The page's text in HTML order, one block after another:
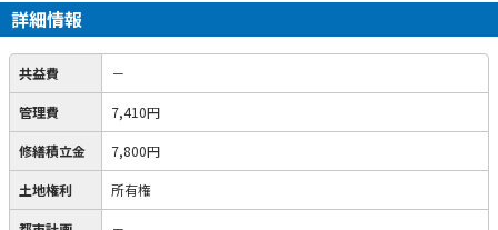
詳細情報
共益費 －
管理費 7,410円
修繕積立金 7,800円
土地権利 所有権